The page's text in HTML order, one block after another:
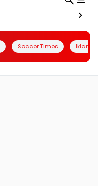
Soccer Times Iklanin